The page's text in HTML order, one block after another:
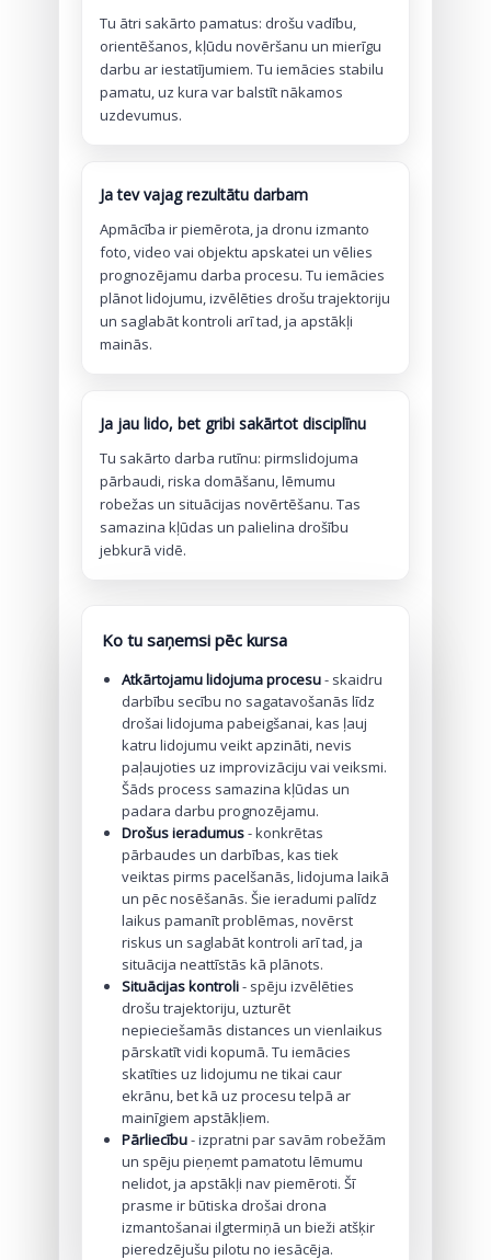
Tu ātri sakārto pamatus: drošu vadību,
orientēšanos, kļūdu novēršanu un mierīgu
darbu ar iestatījumiem. Tu iemācies stabilu
pamatu, uz kura var balstīt nākamos
uzdevumus.
Ja tev vajag rezultātu darbam
Apmācība ir piemērota, ja dronu izmanto
foto, video vai objektu apskatei un vēlies
prognozējamu darba procesu. Tu iemācies
plānot lidojumu, izvēlēties drošu trajektoriju
un saglabāt kontroli arī tad, ja apstākļi
mainās.
Ja jau lido, bet gribi sakārtot disciplīnu
Tu sakārto darba rutīnu: pirmslidojuma
pārbaudi, riska domāšanu, lēmumu
robežas un situācijas novērtēšanu. Tas
samazina kļūdas un palielina drošību
jebkurā vidē.
Ko tu saņemsi pēc kursa
Atkārtojamu lidojuma procesu- skaidru
darbību secību no sagatavošanās līdz
drošai lidojuma pabeigšanai, kas ļauj
katru lidojumu veikt apzināti, nevis
paļaujoties uz improvizāciju vai veiksmi.
Šāds process samazina kļūdas un
padara darbu prognozējamu.
Drošus ieradumus- konkrētas
pārbaudes un darbības, kas tiek
veiktas pirms pacelšanās, lidojuma laikā
un pēc nosēšanās. Šie ieradumi palīdz
laikus pamanīt problēmas, novērst
riskus un saglabāt kontroli arī tad, ja
situācija neattīstās kā plānots.
Situācijas kontroli- spēju izvēlēties
drošu trajektoriju, uzturēt
nepieciešamās distances un vienlaikus
pārskatīt vidi kopumā. Tu iemācies
skatīties uz lidojumu ne tikai caur
ekrānu, bet kā uz procesu telpā ar
mainīgiem apstākļiem.
Pārliecību- izpratni par savām robežām
un spēju pieņemt pamatotu lēmumu
nelidot, ja apstākļi nav piemēroti. Šī
prasme ir būtiska drošai drona
izmantošanai ilgtermiņā un bieži atšķir
pieredzējušu pilotu no iesācēja.